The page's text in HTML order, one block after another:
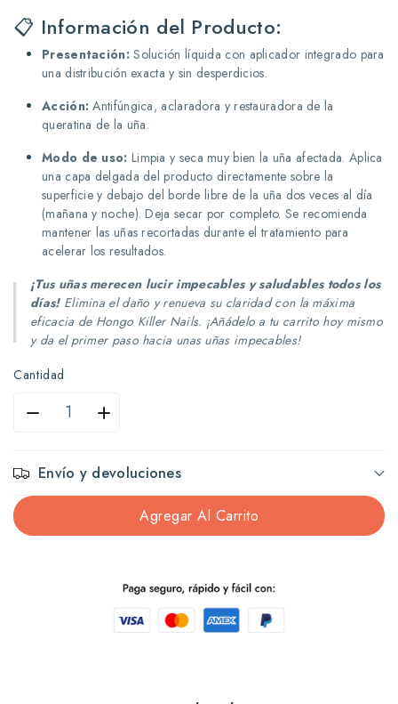
📋 Información del Producto:
Presentación: Solución líquida con aplicador integrado para
una distribución exacta y sin desperdicios.
Acción: Antifúngica, aclaradora y restauradora de la
queratina de la uña.
Modo de uso: Limpia y seca muy bien la uña afectada. Aplica
una capa delgada del producto directamente sobre la
superficie y debajo del borde libre de la uña dos veces al día
(mañana y noche). Deja secar por completo. Se recomienda
mantener las uñas recortadas durante el tratamiento para
acelerar los resultados.
¡Tus uñas merecen lucir impecables y saludables todos los
días!Elimina el daño y renueva su claridad con la máxima
eficacia de Hongo Killer Nails. ¡Añádelo a tu carrito hoy mismo
y da el primer paso hacia unas uñas impecables!
Cantidad
Reducir
cantidad
para
Hongo
Aumentar
cantidad
para
Hongo
Killer
Nails
Envío y devoluciones
Agregar Al Carrito